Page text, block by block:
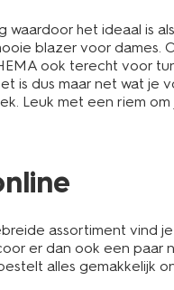
het ideaal is
blazer voor
ook terecht voor
dus maar net wat je
Leuk met een riem
assortiment
er dan ook een paar
alles gemakkelijk